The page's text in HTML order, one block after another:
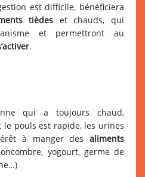
est difficile, bénéficiera
tièdes et chauds, qui
et permettront au
.
qui a toujours chaud,
pouls est rapide, les urines
à manger des aliments
yogourt, germe de